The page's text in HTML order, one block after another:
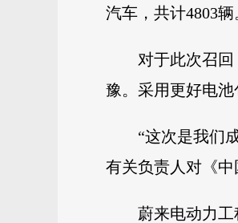
汽车，共计4803
对于此次召
豫。采用更好电
“这次是我们
有关负责人对《中
蔚来电动力